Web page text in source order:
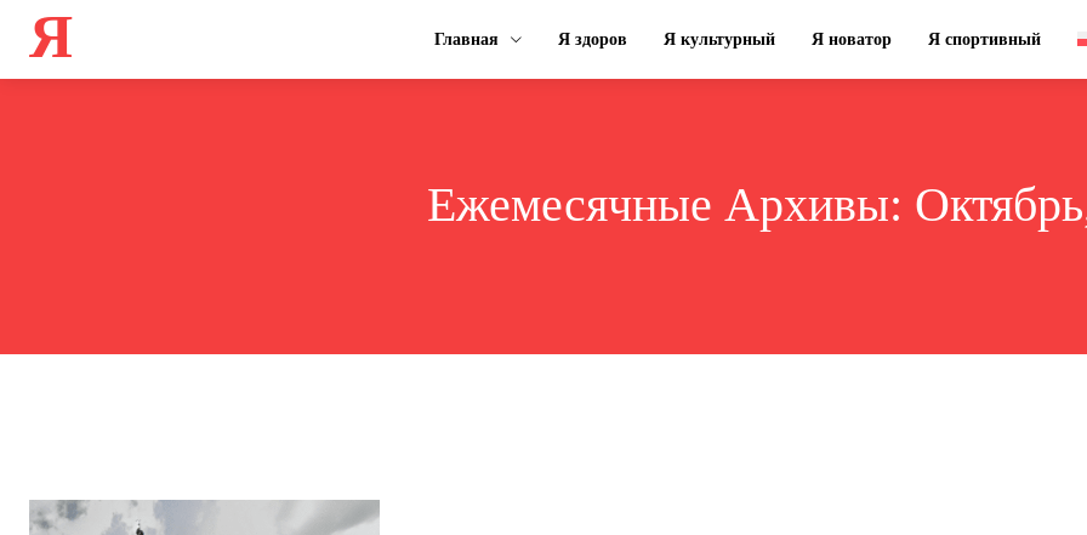
Я Главная Я здоров Я культурный Я новатор Я спортивный
Ежемесячные Архивы: